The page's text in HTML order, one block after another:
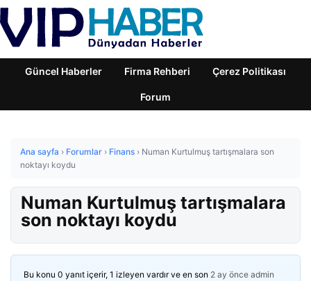
Güncel Haberler Firma Rehberi Çerez Politikası
Forum
Ana sayfa › Forumlar › Finans › Numan Kurtulmuş tartışmalara son
noktayı koydu
Numan Kurtulmuş tartışmalara
son noktayı koydu
Bu konu 0 yanıt içerir, 1 izleyen vardır ve en son 2 ay önce admin